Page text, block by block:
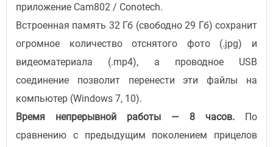
приложение Cam802 / Conotech.
Встроенная память 32 Гб (свободно 29 Гб) сохранит
огромное количество отснятого фото (.jpg) и
видеоматериала (.mp4), а проводное USB
соединение позволит перенести эти файлы на
компьютер (Windows 7, 10).
Время непрерывной работы — 8 часов. По
сравнению с предыдущим поколением прицелов